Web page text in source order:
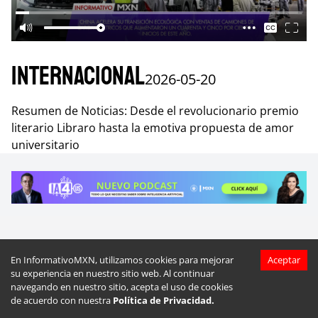
En InformativoMXN, utilizamos cookies para mejorar
su experiencia en nuestro sitio web. Al continuar
navegando en nuestro sitio, acepta el uso de cookies
de acuerdo con nuestra Política de Privacidad.
Aceptar
Internacional2026-05-20
Resumen de Noticias: Desde el revolucionario premio
literario Libraro hasta la emotiva propuesta de amor
universitario